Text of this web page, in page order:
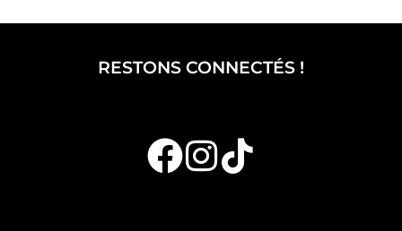
RESTONS CONNECTÉS !